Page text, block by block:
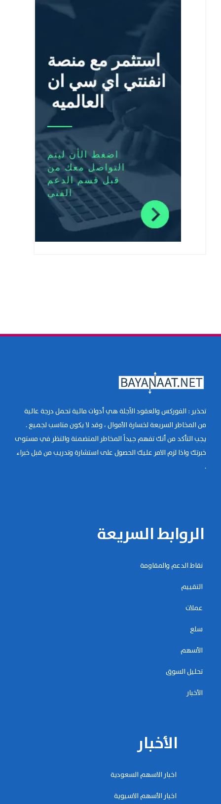
تحذير : الفوركس والعقود الآجلة هي أدوات مالية تحمل درجة عالية
من المخاطر السريعة لخسارة الأموال ، وقد لا يكون مناسب لجميع .
يجب التأكد من أنك تفهم جيداً المخاطر المتضمنة والنظر في مستوى
خبرتك واذا لزم الامر عليك الحصول على استشارة وتدريب من قبل خبراء
.
الروابط السريعة
نقاط الدعم والمقاومة
التقييم
عملات
سلع
الأسهم
تحليل السوق
الأخبار
الأخبار
اخبار الاسهم السعودية
اخبار الأسهم الاسيوية